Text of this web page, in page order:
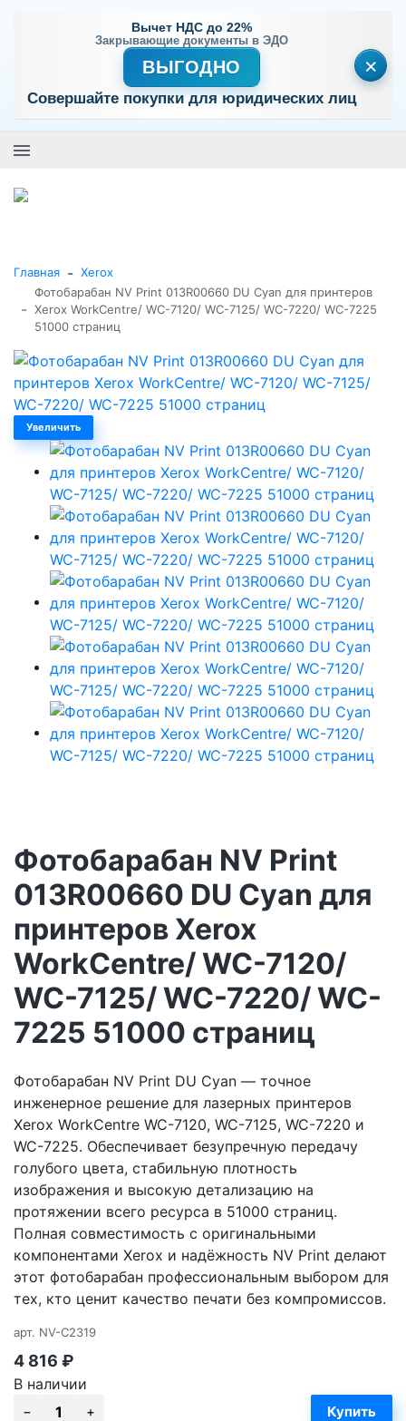
Вычет НДС до 22%
Закрывающие документы в ЭДО
ВЫГОДНО
Совершайте покупки для юридических лиц
×
Главная - Xerox
-
Фотобарабан NV Print 013R00660 DU Cyan для принтеров
Xerox WorkCentre/ WC-7120/ WC-7125/ WC-7220/ WC-7225
51000 страниц
Увеличить
Фотобарабан NV Print
013R00660 DU Cyan для
принтеров Xerox
WorkCentre/ WC-7120/
WC-7125/ WC-7220/ WC-
7225 51000 страниц
Фотобарабан NV Print DU Cyan — точное
инженерное решение для лазерных принтеров
Xerox WorkCentre WC-7120, WC-7125, WC-7220 и
WC-7225. Обеспечивает безупречную передачу
голубого цвета, стабильную плотность
изображения и высокую детализацию на
протяжении всего ресурса в 51000 страниц.
Полная совместимость с оригинальными
компонентами Xerox и надёжность NV Print делают
этот фотобарабан профессиональным выбором для
тех, кто ценит качество печати без компромиссов.
арт. NV-C2319
4 816 ₽
В наличии